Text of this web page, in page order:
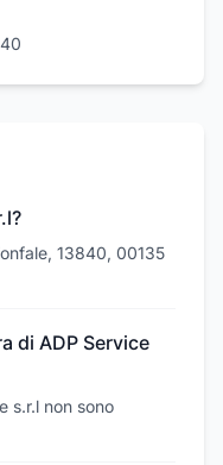
13840, 00135
di ADP Service
s.r.l non sono